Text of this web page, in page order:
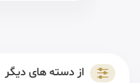
از دسته های دیگر